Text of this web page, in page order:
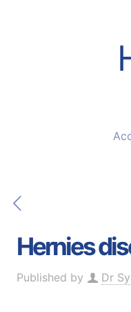
Hernies
Published by Dr